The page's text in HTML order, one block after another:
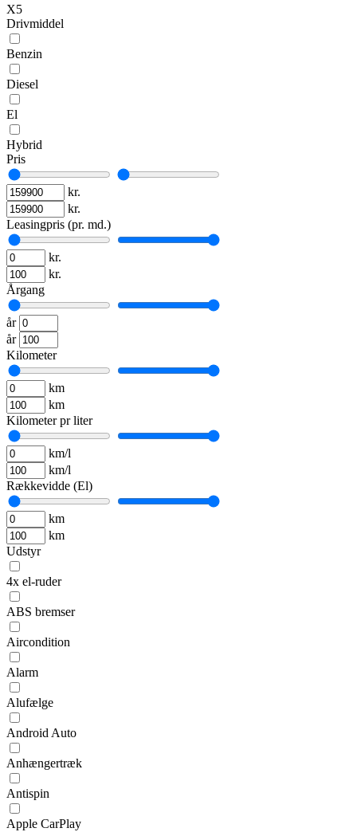
X5
Drivmiddel
Benzin
Diesel
El
Hybrid
Pris
kr.
kr.
Leasingpris (pr. md.)
kr.
kr.
Årgang
år
år
Kilometer
km
km
Kilometer pr liter
km/l
km/l
Rækkevidde (El)
km
km
Udstyr
4x el-ruder
ABS bremser
Aircondition
Alarm
Alufælge
Android Auto
Anhængertræk
Antispin
Apple CarPlay